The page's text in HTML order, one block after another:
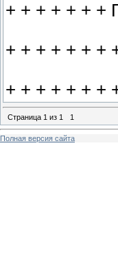
+ + + + + + +
+ + + + + + +
+ + + + + + +
Страница 1 из 1 1
Полная версия сайта